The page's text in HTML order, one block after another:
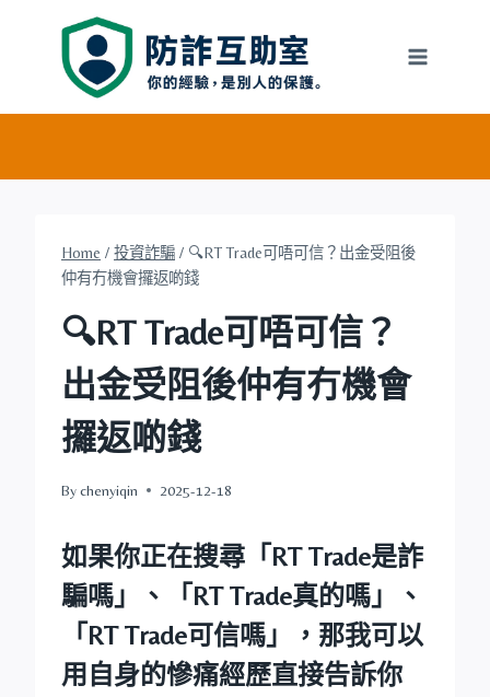
Home / 投資詐騙 / 🔍RT Trade可唔可信？出金受阻後
仲有冇機會攞返啲錢
🔍RT Trade可唔可信？
出金受阻後仲有冇機會
攞返啲錢
Bychenyiqin 2025-12-18
如果你正在搜尋 「RT Trade是詐
騙嗎」
、 「RT Trade真的嗎」
、
「RT Trade可信嗎」
，那我可以
用自身的慘痛經歷直接告訴你